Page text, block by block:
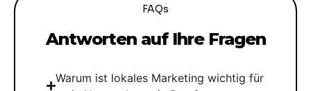
FAQs
Antworten auf Ihre Fragen
Warum ist lokales Marketing wichtig für